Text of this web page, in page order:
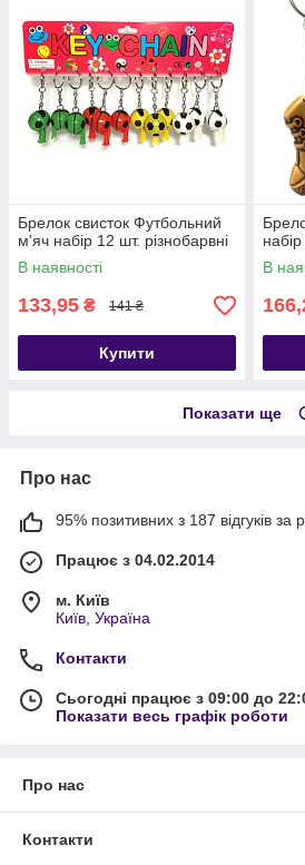
Брелок свисток Футбольний
м'яч набір 12 шт. різнобарвні
В наявності
133,95 ₴ 141 ₴
Купити
В
Показати ще
Про нас
95% позитивних з 187 відгуків за
Працює з 04.02.2014
м. Київ
Київ, Україна
Контакти
Сьогодні працює з 09:00 до
Показати весь графік роботи
Про нас
Контакти